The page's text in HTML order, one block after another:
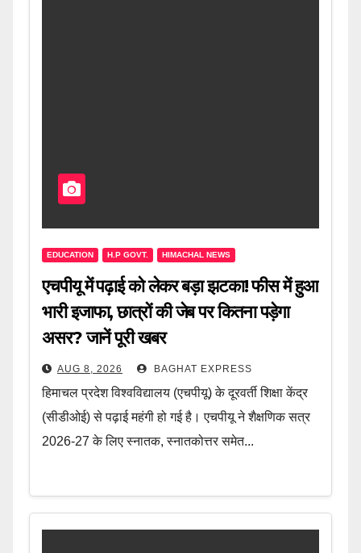
EDUCATION H.P GOVT. HIMACHAL NEWS
एचपीयू में पढ़ाई को लेकर बड़ा झटका! फीस में हुआ
भारी इजाफा, छात्रों की जेब पर कितना पड़ेगा
असर? जानें पूरी खबर
AUG 8, 2026 BAGHAT EXPRESS
हिमाचल प्रदेश विश्वविद्यालय (एचपीयू) के दूरवर्ती शिक्षा केंद्र
(सीडीओई) से पढ़ाई महंगी हो गई है। एचपीयू ने शैक्षणिक सत्र
2026-27 के लिए स्नातक, स्नातकोत्तर समेत...